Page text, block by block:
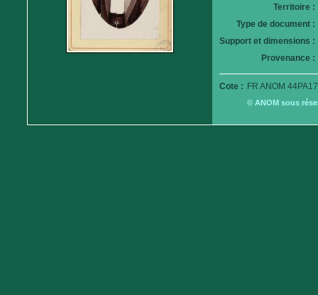
Territoire :
Type de document :
Support et dimensions :
Provenance :
Cote : FR ANOM
© ANOM sous